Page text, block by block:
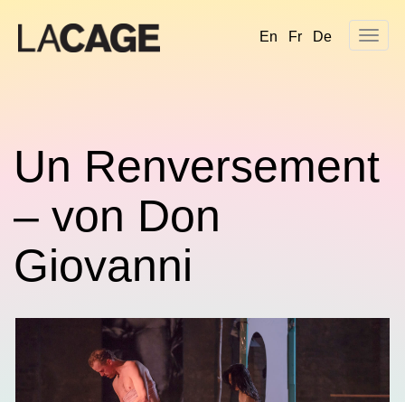
content
De
Fr
En
Un Renversement
– von Don
Giovanni